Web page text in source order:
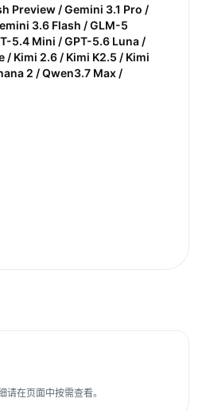
Preview / Gemini 3.1 Pro /
3.6 Flash / GLM-5
5.4 Mini / GPT-5.6 Luna /
Kimi 2.6 / Kimi K2.5 / Kimi
2 / Qwen3.7 Max /
在页面中按需查看。